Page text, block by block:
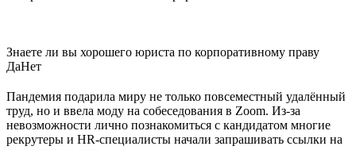
Знаете ли вы хорошего юриста по корпоративному праву
ДаНет
Пандемия подарила миру не только повсеместный удалённый
труд, но и ввела моду на собеседования в Zoom. Из-за
невозможности лично познакомиться с кандидатом многие
рекрутеры и HR-специалисты начали запрашивать ссылки на